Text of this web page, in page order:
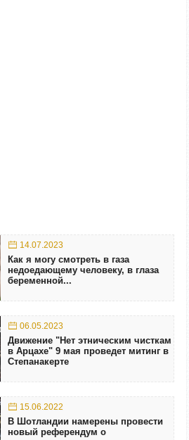
14.07.2023
Как я могу смотреть в газа
недоедающему человеку, в глаза
беременной...
06.05.2023
Движение "Нет этническим чисткам
в Арцахе" 9 мая проведет митинг в
Степанакерте
15.06.2022
В Шотландии намерены провести
новый референдум о